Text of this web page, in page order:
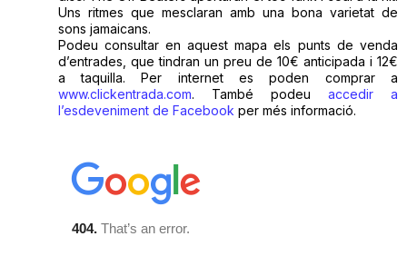
Uns ritmes que mesclaran amb una bona varietat de
sons jamaicans.
Podeu consultar en aquest mapa els punts de venda
d’entrades, que tindran un preu de 10€ anticipada i 12€
a taquilla. Per internet es poden comprar a
www.clickentrada.com. També podeu accedir a
l’esdeveniment de Facebook per més informació.